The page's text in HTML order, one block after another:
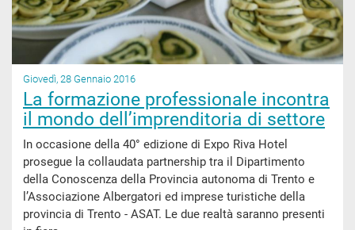
Giovedì, 28 Gennaio 2016
La formazione professionale incontra
il mondo dell’imprenditoria di settore
In occasione della 40° edizione di Expo Riva Hotel
prosegue la collaudata partnership tra il Dipartimento
della Conoscenza della Provincia autonoma di Trento e
l’Associazione Albergatori ed imprese turistiche della
provincia di Trento - ASAT. Le due realtà saranno presenti